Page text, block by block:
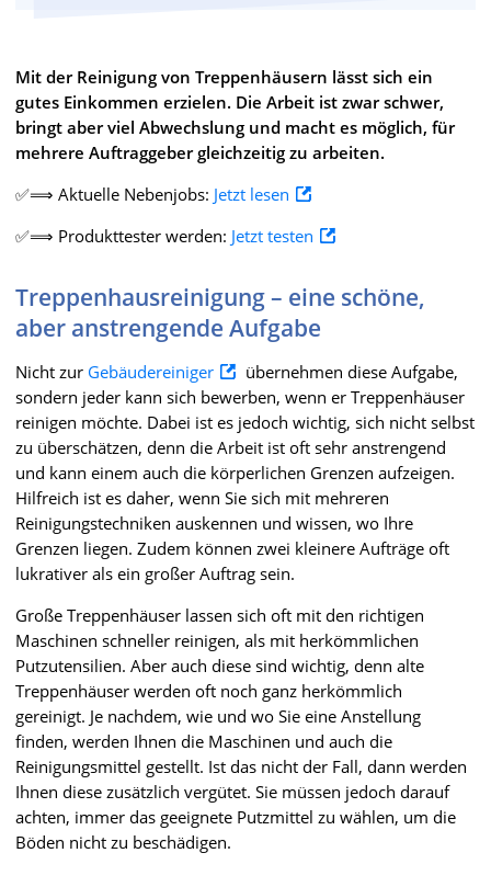
Mit der Reinigung von Treppenhäusern lässt sich ein
gutes Einkommen erzielen. Die Arbeit ist zwar schwer,
bringt aber viel Abwechslung und macht es möglich, für
mehrere Auftraggeber gleichzeitig zu arbeiten.
✅⟹ Aktuelle Nebenjobs: Jetzt lesen
✅⟹ Produkttester werden: Jetzt testen
Treppenhausreinigung – eine schöne,
aber anstrengende Aufgabe
Nicht zur Gebäudereiniger
übernehmen diese Aufgabe,
sondern jeder kann sich bewerben, wenn er Treppenhäuser
reinigen möchte. Dabei ist es jedoch wichtig, sich nicht selbst
zu überschätzen, denn die Arbeit ist oft sehr anstrengend
und kann einem auch die körperlichen Grenzen aufzeigen.
Hilfreich ist es daher, wenn Sie sich mit mehreren
Reinigungstechniken auskennen und wissen, wo Ihre
Grenzen liegen. Zudem können zwei kleinere Aufträge oft
lukrativer als ein großer Auftrag sein.
Große Treppenhäuser lassen sich oft mit den richtigen
Maschinen schneller reinigen, als mit herkömmlichen
Putzutensilien. Aber auch diese sind wichtig, denn alte
Treppenhäuser werden oft noch ganz herkömmlich
gereinigt. Je nachdem, wie und wo Sie eine Anstellung
finden, werden Ihnen die Maschinen und auch die
Reinigungsmittel gestellt. Ist das nicht der Fall, dann werden
Ihnen diese zusätzlich vergütet. Sie müssen jedoch darauf
achten, immer das geeignete Putzmittel zu wählen, um die
Böden nicht zu beschädigen.